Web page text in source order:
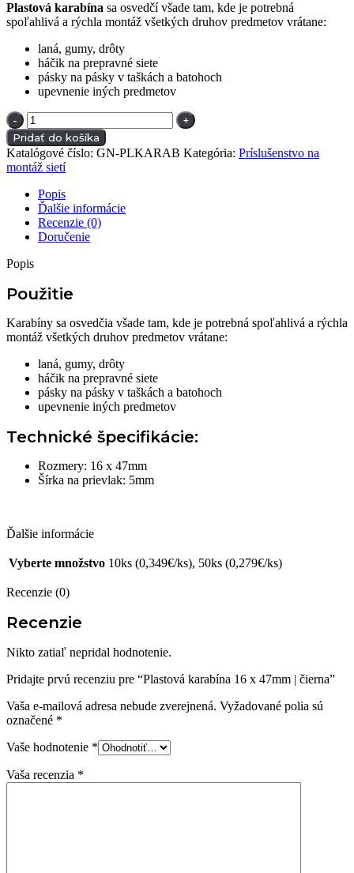
Plastová karabína sa osvedčí všade tam, kde je potrebná
spoľahlivá a rýchla montáž všetkých druhov predmetov vrátane:
laná, gumy, drôty
háčik na prepravné siete
pásky na pásky v taškách a batohoch
upevnenie iných predmetov
množstvo
Plastová
karabína
16
x
47mm
čierna
Pridať do košíka
Katalógové číslo: GN-PLKARAB Kategória: Príslušenstvo na
montáž sietí
Popis
Ďalšie informácie
Recenzie (0)
Doručenie
Popis
Použitie
Karabíny sa osvedčia všade tam, kde je potrebná spoľahlivá a rýchla
montáž všetkých druhov predmetov vrátane:
laná, gumy, drôty
háčik na prepravné siete
pásky na pásky v taškách a batohoch
upevnenie iných predmetov
Technické špecifikácie:
Rozmery: 16 x 47mm
Šírka na prievlak: 5mm
Ďalšie informácie
Vyberte množstvo 10ks (0,349€/ks), 50ks (0,279€/ks)
Recenzie (0)
Recenzie
Nikto zatiaľ nepridal hodnotenie.
Pridajte prvú recenziu pre “Plastová karabína 16 x 47mm | čierna”
Vaša e-mailová adresa nebude zverejnená. Vyžadované polia sú
označené *
Vaše hodnotenie *
Vaša recenzia *